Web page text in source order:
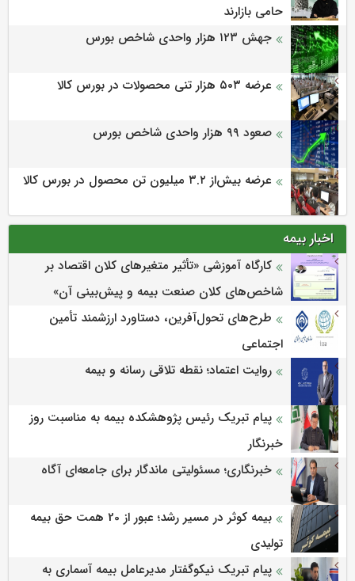
حامی بازارند
جهش ۱۲۳ هزار واحدی شاخص بورس
عرضه ۵۰۳ هزار تنی محصولات در بورس کالا
صعود ۹۹ هزار واحدی شاخص بورس
عرضه بیش‌از ۳.۲ میلیون تن محصول در بورس کالا
اخبار بیمه
كارگاه آموزشی «تأثیر متغیرهای كلان اقتصاد بر
شاخص‌های كلان صنعت بیمه و پیش‌بینی آن»
طرح‌های تحول‌آفرین، دستاورد ارزشمند تأمین
اجتماعی
روایت اعتماد؛ نقطه تلاقی رسانه و بیمه
پیام تبریک رئیس پژوهشکده بیمه به مناسبت روز
خبرنگار
خبرنگاری؛ مسئولیتی ماندگار برای جامعه‌ای آگاه
بیمه کوثر در مسیر رشد؛ عبور از 20 همت حق بیمه
تولیدی
پیام تبریک نیکوگفتار مدیرعامل بیمه آسماری به